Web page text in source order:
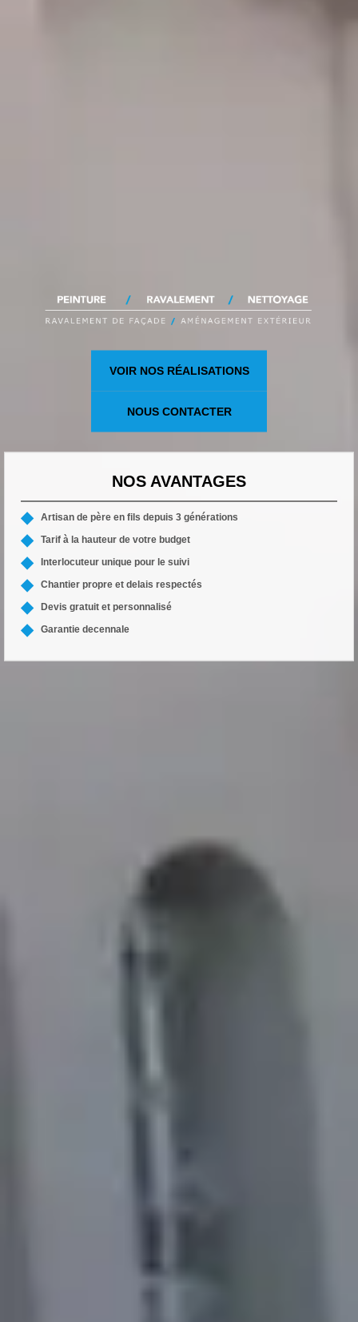
VOIR NOS RÉALISATIONS
NOUS CONTACTER
NOS AVANTAGES
Artisan de père en fils depuis 3 générations
Tarif à la hauteur de votre budget
Interlocuteur unique pour le suivi
Chantier propre et delais respectés
Devis gratuit et personnalisé
Garantie decennale